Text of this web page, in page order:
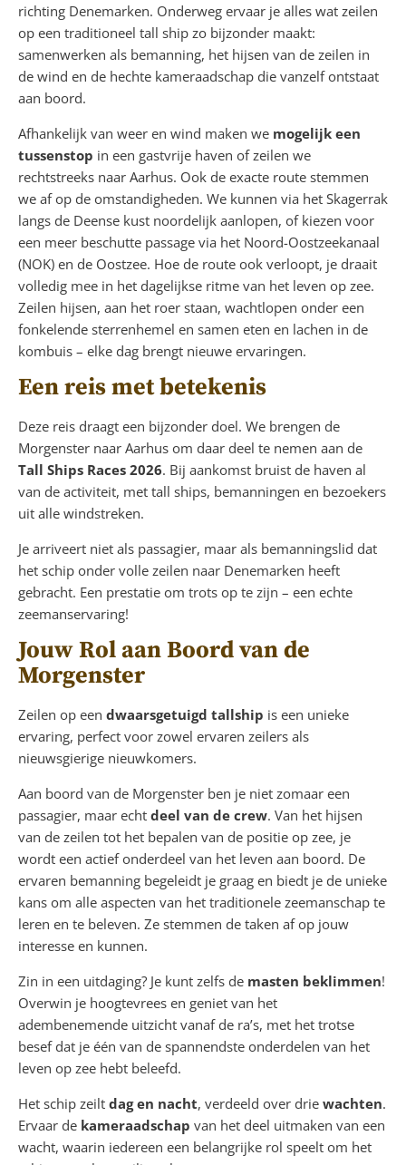
richting Denemarken. Onderweg ervaar je alles wat zeilen
op een traditioneel tall ship zo bijzonder maakt:
samenwerken als bemanning, het hijsen van de zeilen in
de wind en de hechte kameraadschap die vanzelf ontstaat
aan boord.
Afhankelijk van weer en wind maken we mogelijk een
tussenstop in een gastvrije haven of zeilen we
rechtstreeks naar Aarhus. Ook de exacte route stemmen
we af op de omstandigheden. We kunnen via het Skagerrak
langs de Deense kust noordelijk aanlopen, of kiezen voor
een meer beschutte passage via het Noord-Oostzeekanaal
(NOK) en de Oostzee. Hoe de route ook verloopt, je draait
volledig mee in het dagelijkse ritme van het leven op zee.
Zeilen hijsen, aan het roer staan, wachtlopen onder een
fonkelende sterrenhemel en samen eten en lachen in de
kombuis – elke dag brengt nieuwe ervaringen.
Een reis met betekenis
Deze reis draagt een bijzonder doel. We brengen de
Morgenster naar Aarhus om daar deel te nemen aan de
Tall Ships Races 2026. Bij aankomst bruist de haven al
van de activiteit, met tall ships, bemanningen en bezoekers
uit alle windstreken.
Je arriveert niet als passagier, maar als bemanningslid dat
het schip onder volle zeilen naar Denemarken heeft
gebracht. Een prestatie om trots op te zijn – een echte
zeemanservaring!
Jouw Rol aan Boord van de
Morgenster
Zeilen op een dwaarsgetuigd tallship is een unieke
ervaring, perfect voor zowel ervaren zeilers als
nieuwsgierige nieuwkomers.
Aan boord van de Morgenster ben je niet zomaar een
passagier, maar echt deel van de crew. Van het hijsen
van de zeilen tot het bepalen van de positie op zee, je
wordt een actief onderdeel van het leven aan boord. De
ervaren bemanning begeleidt je graag en biedt je de unieke
kans om alle aspecten van het traditionele zeemanschap te
leren en te beleven. Ze stemmen de taken af op jouw
interesse en kunnen.
Zin in een uitdaging? Je kunt zelfs de masten beklimmen!
Overwin je hoogtevrees en geniet van het
adembenemende uitzicht vanaf de ra’s, met het trotse
besef dat je één van de spannendste onderdelen van het
leven op zee hebt beleefd.
Het schip zeilt dag en nacht, verdeeld over drie wachten.
Ervaar de kameraadschap van het deel uitmaken van een
wacht, waarin iedereen een belangrijke rol speelt om het